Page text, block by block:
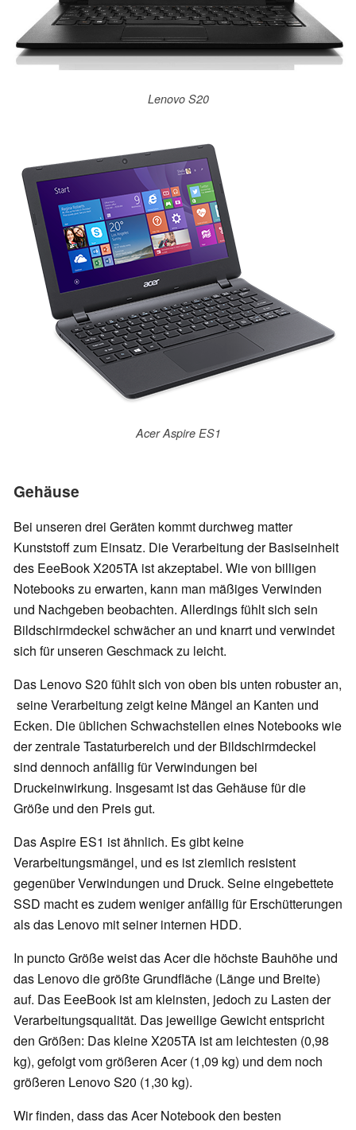
Lenovo S20
Acer Aspire ES1
Gehäuse
Bei unseren drei Geräten kommt durchweg matter
Kunststoff zum Einsatz. Die Verarbeitung der Basiseinheit
des EeeBook X205TA ist akzeptabel. Wie von billigen
Notebooks zu erwarten, kann man mäßiges Verwinden
und Nachgeben beobachten. Allerdings fühlt sich sein
Bildschirmdeckel schwächer an und knarrt und verwindet
sich für unseren Geschmack zu leicht.
Das Lenovo S20 fühlt sich von oben bis unten robuster an,
seine Verarbeitung zeigt keine Mängel an Kanten und
Ecken. Die üblichen Schwachstellen eines Notebooks wie
der zentrale Tastaturbereich und der Bildschirmdeckel
sind dennoch anfällig für Verwindungen bei
Druckeinwirkung. Insgesamt ist das Gehäuse für die
Größe und den Preis gut.
Das Aspire ES1 ist ähnlich. Es gibt keine
Verarbeitungsmängel, und es ist ziemlich resistent
gegenüber Verwindungen und Druck. Seine eingebettete
SSD macht es zudem weniger anfällig für Erschütterungen
als das Lenovo mit seiner internen HDD.
In puncto Größe weist das Acer die höchste Bauhöhe und
das Lenovo die größte Grundfläche (Länge und Breite)
auf. Das EeeBook ist am kleinsten, jedoch zu Lasten der
Verarbeitungsqualität. Das jeweilige Gewicht entspricht
den Größen: Das kleine X205TA ist am leichtesten (0,98
kg), gefolgt vom größeren Acer (1,09 kg) und dem noch
größeren Lenovo S20 (1,30 kg).
Wir finden, dass das Acer Notebook den besten